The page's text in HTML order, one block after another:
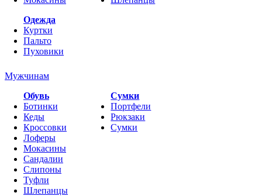
Одежда
Куртки
Пальто
Пуховики
Мужчинам
Обувь
Ботинки
Кеды
Кроссовки
Лоферы
Мокасины
Сандалии
Слипоны
Туфли
Шлепанцы
Сумки
Портфели
Рюкзаки
Сумки